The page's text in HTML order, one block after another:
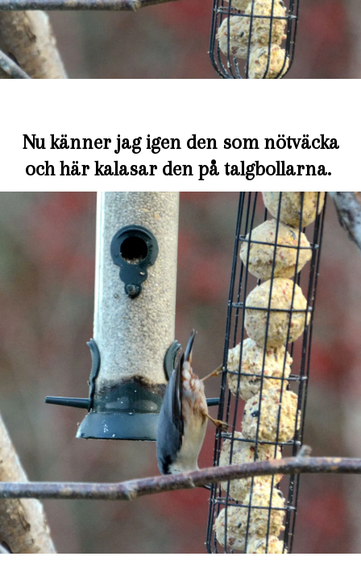
Nu känner jag igen den som nötväcka
och här kalasar den på talgbollarna.